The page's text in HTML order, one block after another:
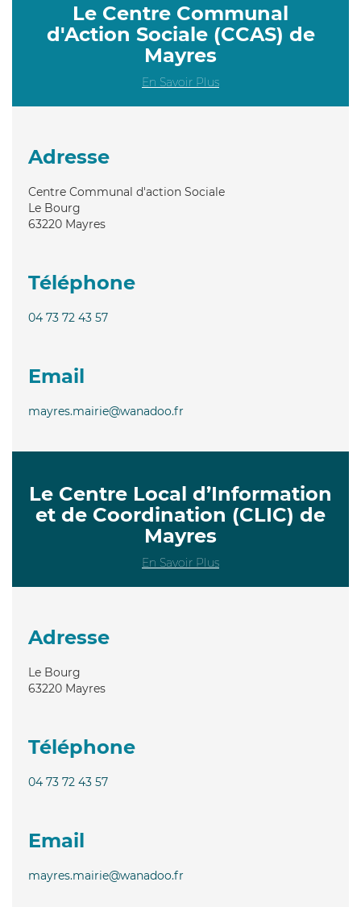
Le Centre Communal
d'Action Sociale (CCAS) de
Mayres
En Savoir Plus
Adresse
Centre Communal d'action Sociale
Le Bourg
63220 Mayres
Téléphone
04 73 72 43 57
Email
mayres.mairie@wanadoo.fr
Le Centre Local d’Information
et de Coordination (CLIC) de
Mayres
En Savoir Plus
Adresse
Le Bourg
63220 Mayres
Téléphone
04 73 72 43 57
Email
mayres.mairie@wanadoo.fr